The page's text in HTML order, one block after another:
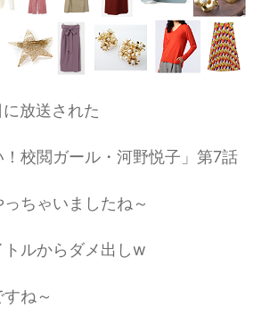
放送された
！校閲ガール・河野悦子」第7話
ちゃいましたね～
ルからダメ出しw
ね～